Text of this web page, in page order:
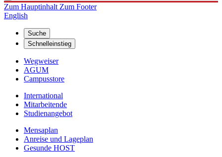
Zum HauptinhaltZum Footer
English
Suche
Schnelleinstieg
Wegweiser
AGUM
Campusstore
International
Mitarbeitende
Studienangebot
Mensaplan
Anreise und Lageplan
Gesunde HOST